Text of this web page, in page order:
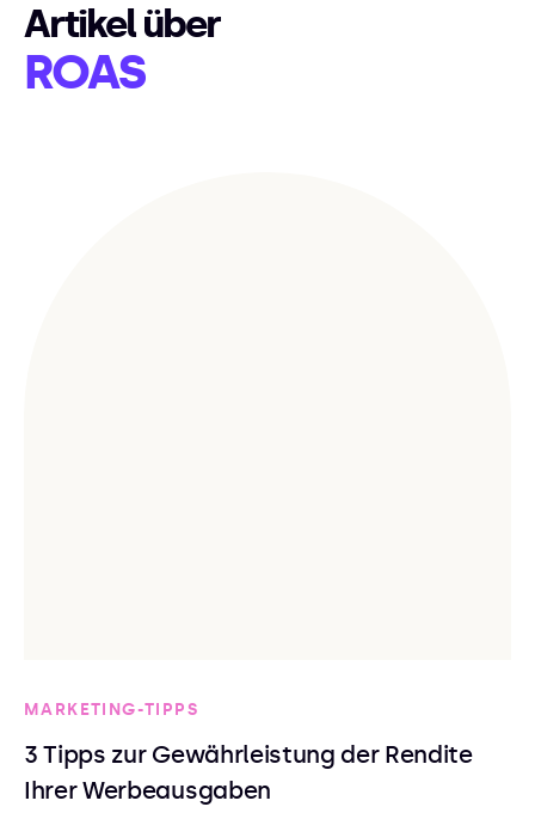
Artikel über
ROAS
MARKETING-TIPPS
3 Tipps zur Gewährleistung der Rendite
Ihrer Werbeausgaben